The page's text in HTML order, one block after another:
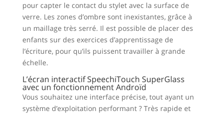
pour capter le contact du stylet avec la surface de
verre. Les zones d’ombre sont inexistantes, grâce à
un maillage très serré. Il est possible de placer des
enfants sur des exercices d’apprentissage de
l’écriture, pour qu’ils puissent travailler à grande
échelle.
L’écran interactif SpeechiTouch SuperGlass
avec un fonctionnement Androïd
Vous souhaitez une interface précise, tout ayant un
système d’exploitation performant ? Très rapide et